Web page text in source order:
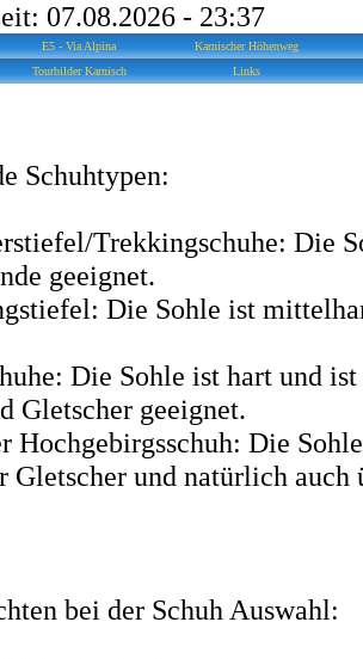
07.08.2026 - 23:37
E5 - Via Alpina
Karnischer Höhenweg
Tourbilder Karnisch Links
Schuhtypen:
Trekkingschuhe: Die
geeignet.
Die Sohle ist
Die Sohle ist hart und
Gletscher geeignet.
Hochgebirgsschuh: Die
Gletscher und natürlich
bei der Schuh Auswahl: